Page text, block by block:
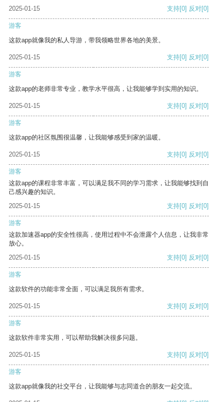
2025-01-15 支持[0] 反对[0]
游客
这款app就像我的私人导游，带我领略世界各地的美景。
2025-01-15 支持[0] 反对[0]
游客
这款app的老师非常专业，教学水平很高，让我能够学到实用的知识。
2025-01-15 支持[0] 反对[0]
游客
这款app的社区氛围很温馨，让我能够感受到家的温暖。
2025-01-15 支持[0] 反对[0]
游客
这款app的课程非常丰富，可以满足我不同的学习需求，让我能够找到自
己感兴趣的知识。
2025-01-15
支持[0] 反对[0]
游客
这款加速器app的安全性很高，使用过程中不会泄露个人信息，让我非常
放心。
2025-01-15
支持[0] 反对[0]
游客
这款软件的功能非常全面，可以满足我所有需求。
2025-01-15 支持[0] 反对[0]
游客
这款软件非常实用，可以帮助我解决很多问题。
2025-01-15 支持[0] 反对[0]
游客
这款app就像我的社交平台，让我能够与志同道合的朋友一起交流。